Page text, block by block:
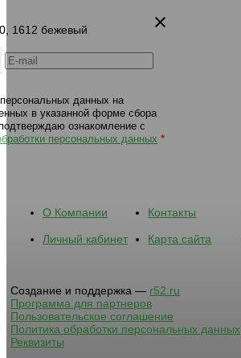
1612 бежевый
данных на
в указанной форме сбора
ознакомление с
персональных данных *
О Компании Контакты
Личный кабинет Карта сайта
Создание и поддержка — r52.ru
Программа для партнеров
Пользовательское соглашение
Политика обработки персональных данных
Реквизиты